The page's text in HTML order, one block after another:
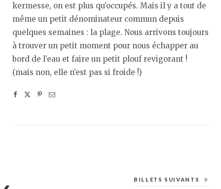
kermesse, on est plus qu’occupés. Mais il y a tout de
même un petit dénominateur commun depuis
quelques semaines : la plage. Nous arrivons toujours
à trouver un petit moment pour nous échapper au
bord de l’eau et faire un petit plouf revigorant !
(mais non, elle n’est pas si froide !)
BILLETS SUIVANTS